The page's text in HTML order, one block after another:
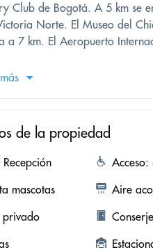
Club de Bogotá. A 5 km se
Norte. El Museo del
a 7 km. El Aeropuerto
de la propiedad
Acceso:
mascotas
Aire
privado